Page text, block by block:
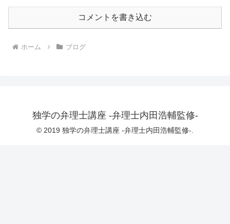
コメントを書き込む
ホーム ブログ
独学の弁理士講座 -弁理士内田浩輔監修-
© 2019 独学の弁理士講座 -弁理士内田浩輔監修-.